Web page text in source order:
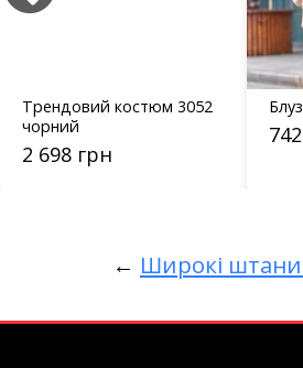
Трендовий костюм 3052
чорний
2 698 грн
← Широкі